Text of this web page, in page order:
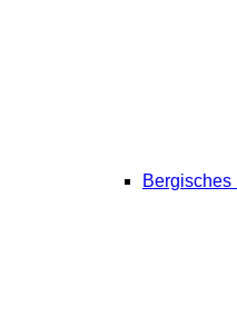
Bergisches